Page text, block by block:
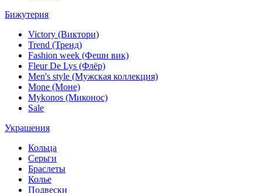
Бижутерия
Victory (Виктори)
Trend (Тренд)
Fashion week (Фешн вик)
Fleur De Lys (Флёр)
Men's style (Мужская коллекция)
Mone (Моне)
Mykonos (Миконос)
Sale
Украшения
Кольца
Серьги
Браслеты
Колье
Подвески